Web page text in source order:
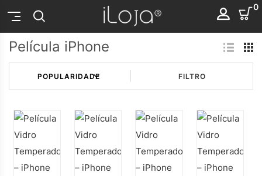
0
Película iPhone
FILTRO